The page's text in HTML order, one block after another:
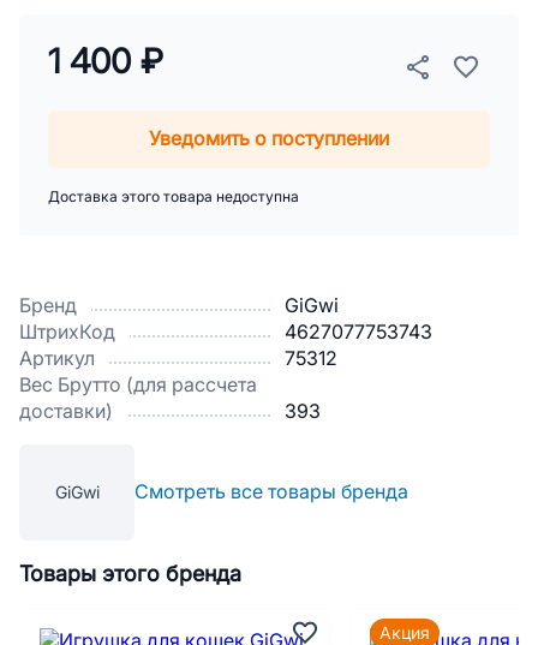
Бренд
GiGwi
ШтрихКод
4627077753743
Артикул
75312
Вес Брутто (для рассчета
доставки)
393
GiGwi Смотреть все товары бренда
1 400 ₽
Уведомить о поступлении
Доставка этого товара недоступна
Товары этого бренда
Акция